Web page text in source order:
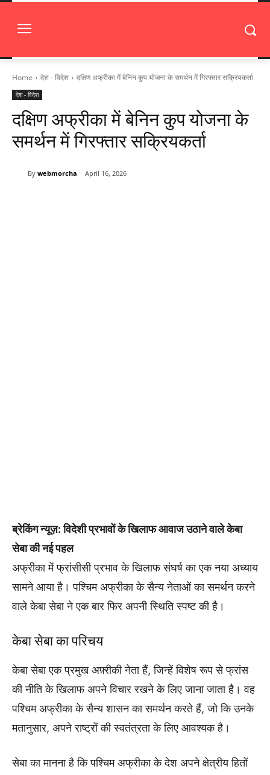
Home देश - विदेश दक्षिण अफ्रीका में बेनिन कुप योजना के समर्थन में गिरफ्तार सक्रियकर्ता
देश - विदेश
दक्षिण अफ्रीका में बेनिन कुप योजना के
समर्थन में गिरफ्तार सक्रियकर्ता
By webmorcha April 16, 2026
ब्रेकिंग न्यूज़: विदेशी प्रभावों के खिलाफ आवाज उठाने वाले केबा
सेबा की नई पहल
अफ्रीका में फ्रांसीसी प्रभाव के खिलाफ संघर्ष का एक नया अध्याय
सामने आया है। पश्चिम अफ्रीका के सैन्य नेताओं का समर्थन करने
वाले केबा सेबा ने एक बार फिर अपनी स्थिति स्पष्ट की है।
केबा सेबा का परिचय
केबा सेबा एक प्रमुख अफ़्रीकी नेता हैं, जिन्हें विशेष रूप से फ्रांस
की नीति के खिलाफ अपने विचार रखने के लिए जाना जाता है। वह
पश्चिम अफ्रीका के सैन्य शासन का समर्थन करते हैं, जो कि उनके
मतानुसार, अपने राष्ट्रों की स्वतंत्रता के लिए आवश्यक है।
सेबा का मानना है कि पश्चिम अफ्रीका के देश अपने क्षेत्रीय हितों